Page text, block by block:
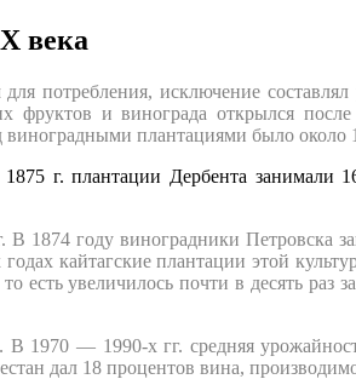
века
потребления, исключение
фруктов и винограда открылся
виноградными плантациями было около
г. плантации Дербента занимали
1874 году виноградники Петровска
кайтагские плантации этой
есть увеличилось почти в десять
1970 — 1990-х гг. средняя
дал 18 процентов вина,